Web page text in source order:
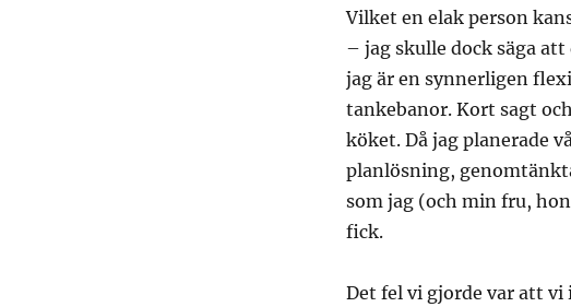
Vilket en elak person
– jag skulle dock säga
jag är en synnerligen
tankebanor. Kort sagt
köket. Då jag planerade
planlösning,
som jag (och min fru,
fick.
Det fel vi gjorde var att